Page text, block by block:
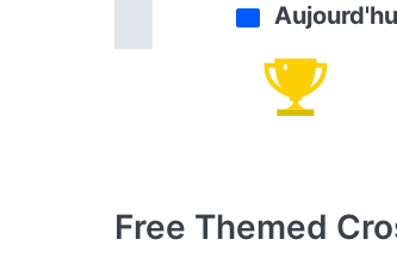
Free Themed